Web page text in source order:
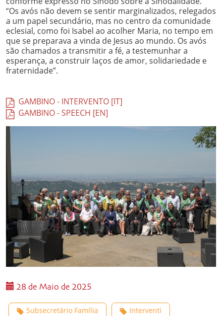
“Os avós não devem se sentir marginalizados, relegados
a um papel secundário, mas no centro da comunidade
eclesial, como foi Isabel ao acolher Maria, no tempo em
que se preparava a vinda de Jesus ao mundo. Os avós
são chamados a transmitir a fé, a testemunhar a
esperança, a construir laços de amor, solidariedade e
fraternidade”.
GAMBINO - INTERVENTO [IT]
GAMBINO - SPEECH [EN]
28 de Maio de 2025
Subsecretário Família Interventi